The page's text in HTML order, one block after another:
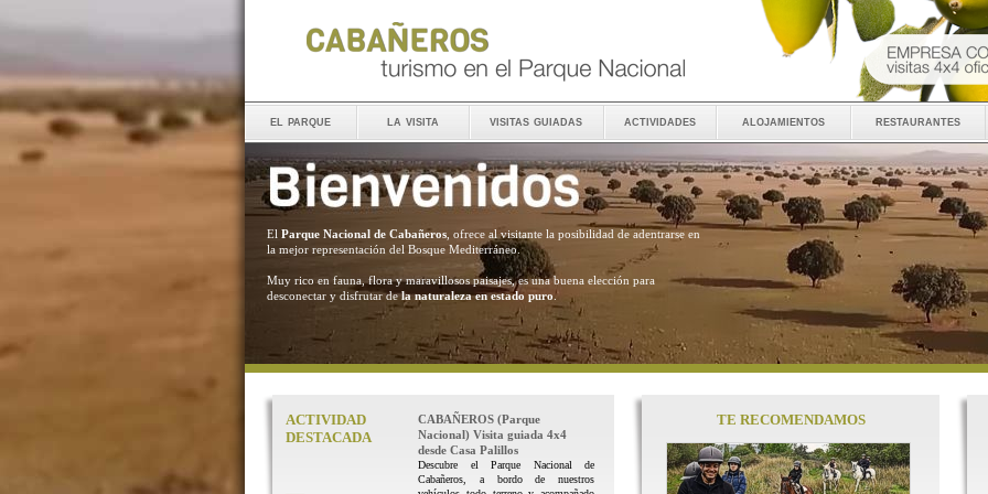
el parque la visita visitas guiadas actividades alojamientos restaurantes
El Parque Nacional de Cabañeros , ofrece al visitante la posibilidad de adentrarse en
la mejor representación del Bosque Mediterráneo.
Muy rico en fauna, flora y maravillosos paisajes, es una buena elección para
desconectar y disfrutar dela naturaleza en estado puro .
ACTIVIDAD
DESTACADA
CABAÑEROS (Parque
Nacional) Visita guiada 4x4
desde Casa Palillos
Descubre el Parque Nacional de
Cabañeros, a bordo de nuestros
TE RECOMENDAMOS